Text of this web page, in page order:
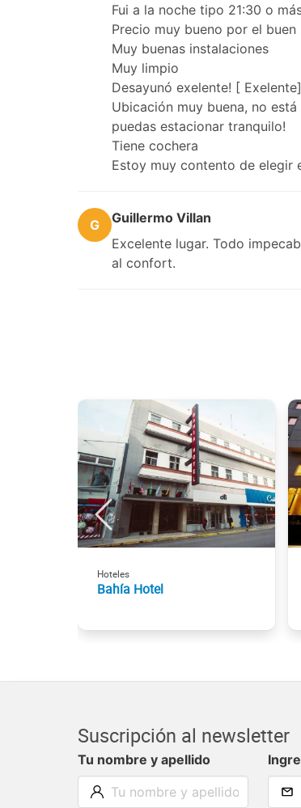
Fui a la noche tipo 21:30 o
Precio muy bueno por el buen
Muy buenas instalaciones
Muy limpio
Desayunó exelente! [ Exelente]
Ubicación muy buena, no
puedas estacionar tranquilo!
Tiene cochera
Estoy muy contento de elegir
G
Guillermo Villan
Excelente lugar. Todo
al confort.
Hoteles
Bahía Hotel
Suscripción al newsletter
Tu nombre y apellido